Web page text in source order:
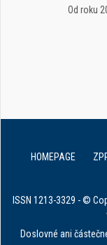
Od roku
HOMEPAGE
ISSN 1213-3329 - ©
Doslovné ani